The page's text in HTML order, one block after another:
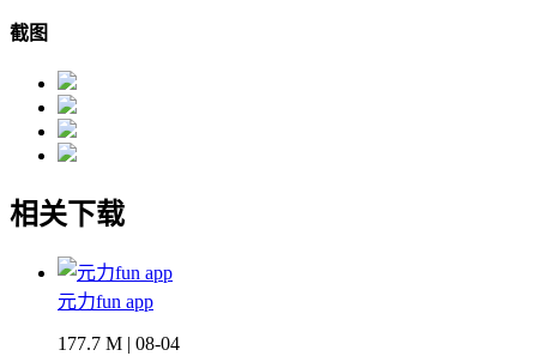
截图
相关下载
元力fun app
177.7 M | 08-04